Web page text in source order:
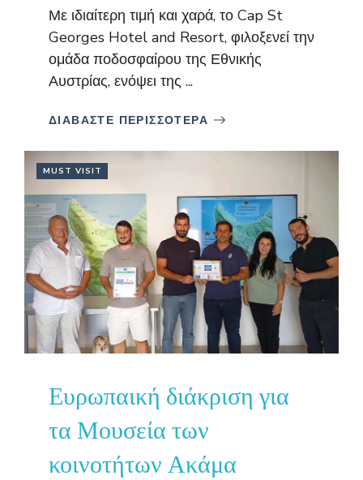
Με ιδιαίτερη τιμή και χαρά, το Cap St
Georges Hotel and Resort, φιλοξενεί την
ομάδα ποδοσφαίρου της Εθνικής
Αυστρίας, ενόψει της ...
ΔΙΑΒΑΣΤΕ ΠΕΡΙΣΣΟΤΕΡΑ
MUST VISIT
Ευρωπαική διάκριση για
τα Μουσεία των
κοινοτήτων Ακάμα